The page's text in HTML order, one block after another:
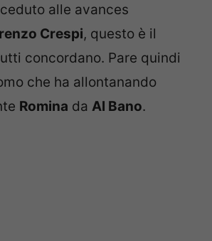
alle avances
Crespi, questo è il
concordano. Pare quindi
che ha allontanando
Romina da Al Bano.